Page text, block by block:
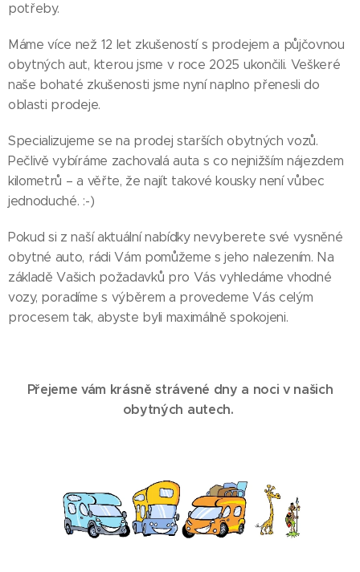
potřeby.
Máme více než 12 let zkušeností s prodejem a půjčovnou
obytných aut, kterou jsme v roce 2025 ukončili. Veškeré
naše bohaté zkušenosti jsme nyní naplno přenesli do
oblasti prodeje.
Specializujeme se na prodej starších obytných vozů.
Pečlivě vybíráme zachovalá auta s co nejnižším nájezdem
kilometrů – a věřte, že najít takové kousky není vůbec
jednoduché. :-)
Pokud si z naší aktuální nabídky nevyberete své vysněné
obytné auto, rádi Vám pomůžeme s jeho nalezením. Na
základě Vašich požadavků pro Vás vyhledáme vhodné
vozy, poradíme s výběrem a provedeme Vás celým
procesem tak, abyste byli maximálně spokojeni.
Přejeme vám krásně strávené dny a noci v našich
obytných autech.